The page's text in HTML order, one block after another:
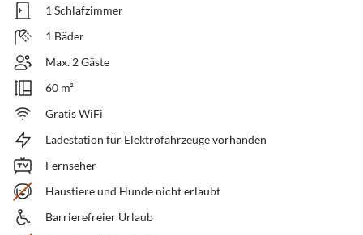
1 Schlafzimmer
1 Bäder
Max. 2 Gäste
60 m²
Gratis WiFi
Ladestation für Elektrofahrzeuge vorhanden
Fernseher
Haustiere und Hunde nicht erlaubt
Barrierefreier Urlaub